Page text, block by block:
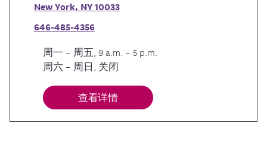
New York, NY10033
646-485-4356
周一 – 周五, 9 a.m. – 5 p.m.
周六 – 周日, 关闭
查看详情